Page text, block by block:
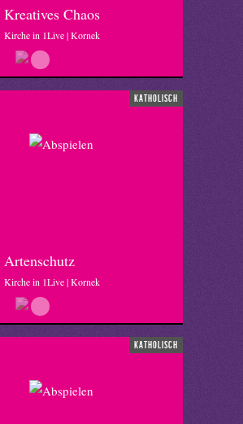
Kreatives Chaos
Kirche in 1Live | Kornek
katholisch
Artenschutz
Kirche in 1Live | Kornek
katholisch